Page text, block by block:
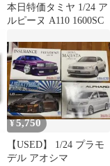
本日特価タミヤ 1/24 ア
ルピーヌ A110 1600SC
¥5,750
【USED】 1/24 プラモ
デル アオシマ